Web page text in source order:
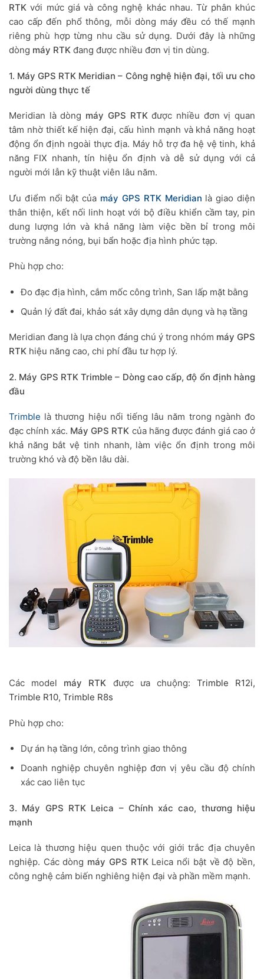
RTK với mức giá và công nghệ khác nhau. Từ phân khúc
cao cấp đến phổ thông, mỗi dòng máy đều có thế mạnh
riêng phù hợp từng nhu cầu sử dụng. Dưới đây là những
dòng máy RTK đang được nhiều đơn vị tin dùng.
1. Máy GPS RTK Meridian – Công nghệ hiện đại, tối ưu cho
người dùng thực tế
Meridian là dòng máy GPS RTKđược nhiều đơn vị quan
tâm nhờ thiết kế hiện đại, cấu hình mạnh và khả năng hoạt
động ổn định ngoài thực địa. Máy hỗ trợ đa hệ vệ tinh, khả
năng FIX nhanh, tín hiệu ổn định và dễ sử dụng với cả
người mới lẫn kỹ thuật viên lâu năm.
Ưu điểm nổi bật của máy GPS RTK Meridian là giao diện
thân thiện, kết nối linh hoạt với bộ điều khiển cầm tay, pin
dung lượng lớn và khả năng làm việc bền bỉ trong môi
trường nắng nóng, bụi bẩn hoặc địa hình phức tạp.
Phù hợp cho:
Đo đạc địa hình, cắm mốc công trình, San lấp mặt bằng
Quản lý đất đai, khảo sát xây dựng dân dụng và hạ tầng
Meridian đang là lựa chọn đáng chú ý trong nhóm máy GPS
RTK hiệu năng cao, chi phí đầu tư hợp lý.
2. Máy GPS RTK Trimble – Dòng cao cấp, độ ổn định hàng
đầu
Trimble là thương hiệu nổi tiếng lâu năm trong ngành đo
đạc chính xác. Máy GPS RTK của hãng được đánh giá cao ở
khả năng bắt vệ tinh nhanh, làm việc ổn định trong môi
trường khó và độ bền lâu dài.
Các model máy RTK được ưa chuộng: Trimble R12i,
Trimble R10, Trimble R8s
Phù hợp cho:
Dự án hạ tầng lớn, công trình giao thông
Doanh nghiệp chuyên nghiệp đơn vị yêu cầu độ chính
xác cao liên tục
3. Máy GPS RTK Leica – Chính xác cao, thương hiệu
mạnh
Leica là thương hiệu quen thuộc với giới trắc địa chuyên
nghiệp. Các dòng máy GPS RTK Leica nổi bật về độ bền,
công nghệ cảm biến nghiêng hiện đại và phần mềm mạnh.